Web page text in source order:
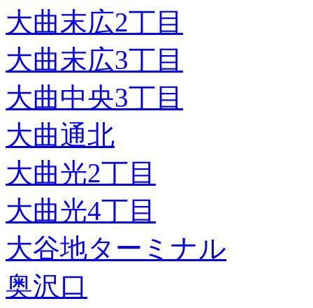
大曲末広2丁目
大曲末広3丁目
大曲中央3丁目
大曲通北
大曲光2丁目
大曲光4丁目
大谷地ターミナル
奥沢口